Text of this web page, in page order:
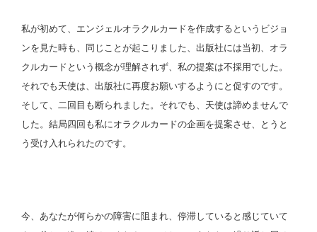
私が初めて、エンジェルオラクルカードを作成するというビジョ
ンを見た時も、同じことが起こりました、出版社には当初、オラ
クルカードという概念が理解されず、私の提案は不採用でした。
それでも天使は、出版社に再度お願いするようにと促すのです。
そして、二回目も断られました。それでも、天使は諦めませんで
した。結局四回も私にオラクルカードの企画を提案させ、とうと
う受け入れられたのです。
今、あなたが何らかの障害に阻まれ、停滞していると感じていて